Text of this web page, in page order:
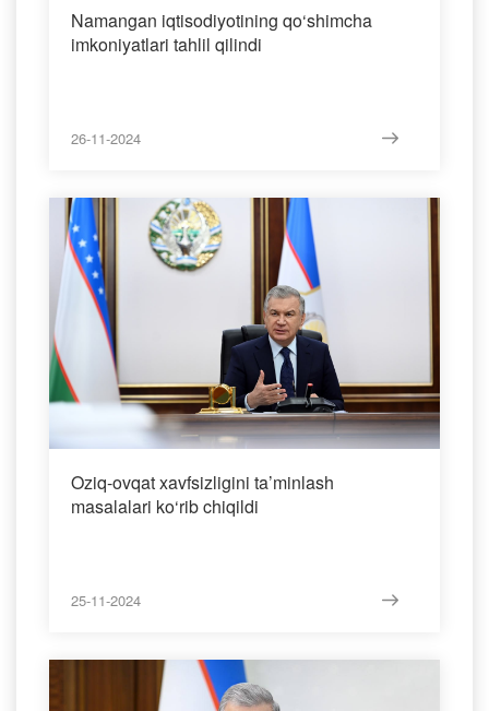
Namangan iqtisodiyotining qo‘shimcha
imkoniyatlari tahlil qilindi
26-11-2024
Oziq-ovqat xavfsizligini ta’minlash
masalalari ko‘rib chiqildi
25-11-2024